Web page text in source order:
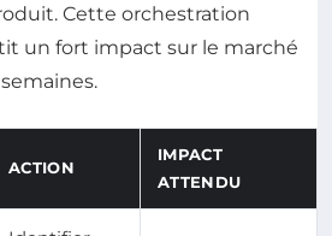
Cette orchestration
un fort impact sur le marché
ACTION
IMPACT
ATTENDU